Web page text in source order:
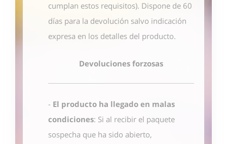
cumplan estos requisitos). Dispone de 60
días para la devolución salvo indicación
expresa en los detalles del producto.
Devoluciones forzosas
- El producto ha llegado en malas
condiciones: Si al recibir el paquete
sospecha que ha sido abierto,